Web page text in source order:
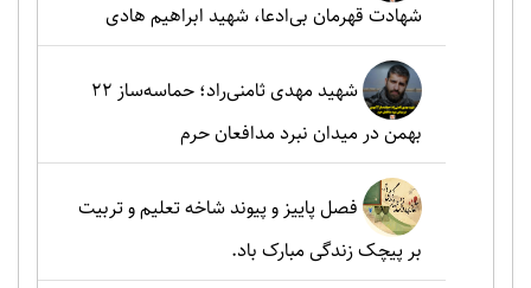
شهادت قهرمان بی‌ادعا، شهید ابراهیم هادی
شهید مهدی ثامنی‌راد؛ حماسه‌ساز ۲۲
بهمن در میدان نبرد مدافعان حرم
فصل پاییز و پیوند شاخه تعلیم و تربیت
بر پیچک زندگی مبارک باد.